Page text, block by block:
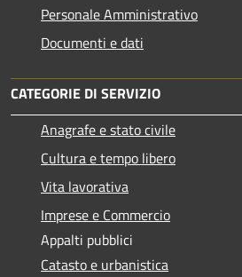
Personale Amministrativo
Documenti e dati
CATEGORIE DI SERVIZIO
Anagrafe e stato civile
Cultura e tempo libero
Vita lavorativa
Imprese e Commercio
Appalti pubblici
Catasto e urbanistica